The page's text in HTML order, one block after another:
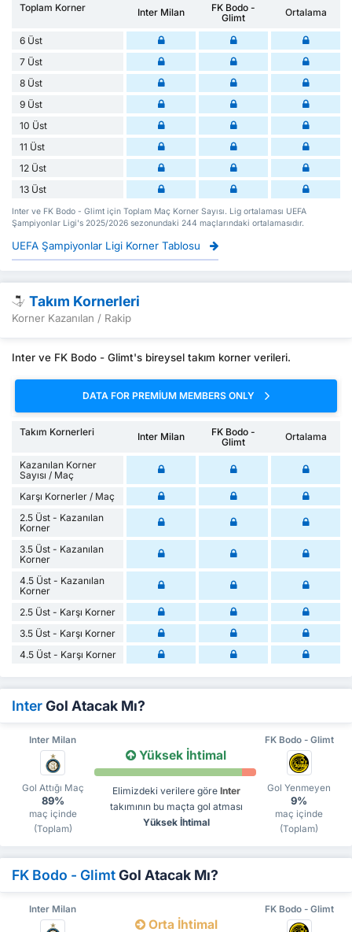
Toplam Korner Inter Milan
FK Bodo -
Glimt
Ortalama
6 Üst
7 Üst
8 Üst
9 Üst
10 Üst
11 Üst
12 Üst
13 Üst
Inter ve FK Bodo - Glimt için Toplam Maç Korner Sayısı. Lig ortalaması UEFA
Şampiyonlar Ligi's 2025/2026 sezonundaki 244 maçlarındaki ortalamasıdır.
UEFA Şampiyonlar Ligi Korner Tablosu
Takım Kornerleri
Korner Kazanılan / Rakip
Inter ve FK Bodo - Glimt's bireysel takım korner verileri.
DATA FOR PREMIUM MEMBERS ONLY
Takım Kornerleri Inter Milan
FK Bodo -
Glimt
Ortalama
Kazanılan Korner
Sayısı / Maç
Karşı Kornerler / Maç
2.5 Üst - Kazanılan
Korner
3.5 Üst - Kazanılan
Korner
4.5 Üst - Kazanılan
Korner
2.5 Üst - Karşı Korner
3.5 Üst - Karşı Korner
4.5 Üst - Karşı Korner
InterGol Atacak Mı?
Inter Milan FK Bodo - Glimt
Gol Attığı Maç
89%
maç içinde
(Toplam)
Yüksek İhtimal
Elimizdeki verilere göre Inter
takımının bu maçta gol atması
Yüksek İhtimal
Gol Yenmeyen
9%
maç içinde
(Toplam)
FK Bodo - GlimtGol Atacak Mı?
Inter Milan FK Bodo - Glimt
Orta İhtimal